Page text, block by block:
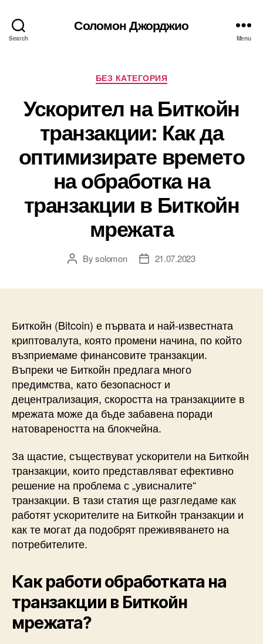
Search
Соломон Джорджио
Menu
Categories
БЕЗ КАТЕГОРИЯ
Ускорител на Биткойн
транзакции: Как да
оптимизирате времето
на обработка на
транзакции в Биткойн
мрежата
PostBysolomon
Post21.07.2023
Биткойн (Bitcoin) е първата и най-известната
криптовалута, която промени начина, по който
възприемаме финансовите транзакции.
Въпреки че Биткойн предлага много
предимства, като безопасност и
децентрализация, скоростта на транзакциите в
мрежата може да бъде забавена поради
натовареността на блокчейна.
За щастие, съществуват ускорители на Биткойн
транзакции, които представляват ефективно
решение на проблема с „увисналите“
транзакции. В тази статия ще разгледаме как
работят ускорителите на Биткойн транзакции и
как те могат да подобрят преживяването на
потребителите.
Как работи обработката на
транзакции в Биткойн
мрежата?